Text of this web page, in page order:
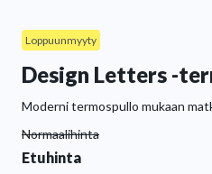
Loppuunmyyty
Design Letters -
Moderni termospullo mukaan
Normaalihinta
Etuhinta